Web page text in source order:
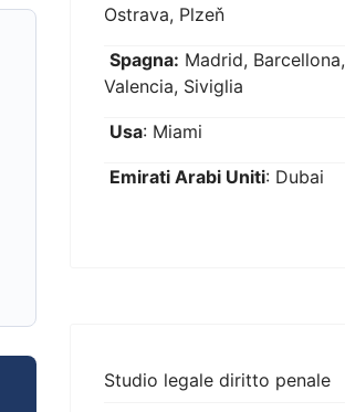
Ostrava, Plzeň
Spagna: Madrid, Barcellona,
Valencia, Siviglia
Usa: Miami
Emirati Arabi Uniti: Dubai
Studio legale diritto penale